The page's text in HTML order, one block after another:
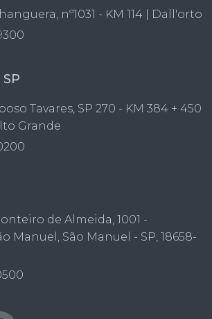
nº1031 - KM 114 | Dall'orto
Tavares, SP 270 - KM 384 + 450
Grande
de Almeida, 1001 -
Manuel, São Manuel - SP, 18658-